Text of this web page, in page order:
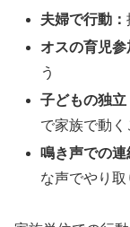
夫婦で行動：
オスの育児参
う
子どもの独立
で家族で動く
鳴き声での連
な声でやり取